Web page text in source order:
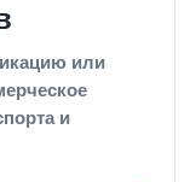
или
и